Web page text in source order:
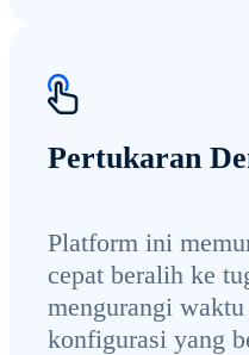
Pertukaran
Platform ini
cepat beralih ke
mengurangi
konfigurasi yang